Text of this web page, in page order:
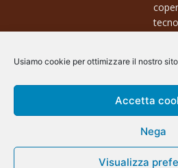
Usiamo cookie per ottimizzare il nostro
Accetta
Nega
Visualizza
@ArsCommunication 2023